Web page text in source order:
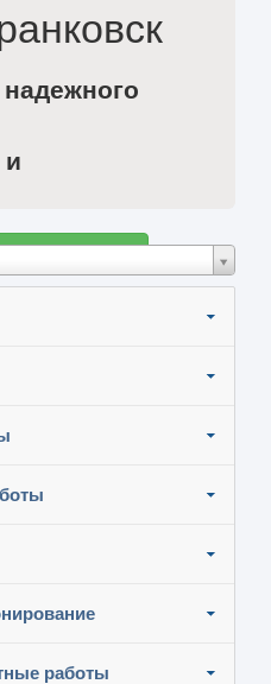
надежного
и
и узнайте цены
работы